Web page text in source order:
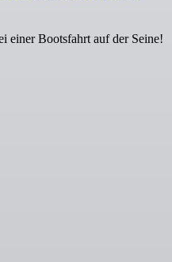
einer Bootsfahrt auf der Seine!